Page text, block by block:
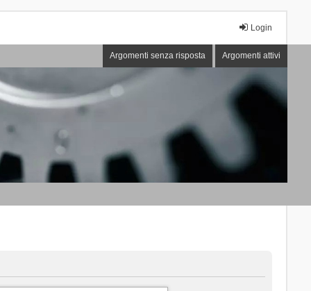
Login
Argomenti senza risposta Argomenti attivi